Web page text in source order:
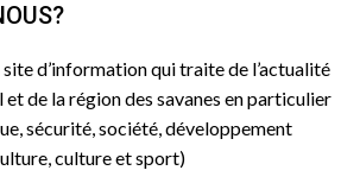
site d’information qui traite de l’actualité
et de la région des savanes en particulier
sécurité, société, développement
culture et sport)